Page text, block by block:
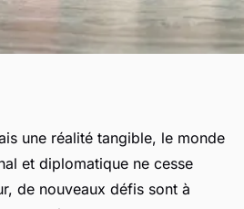
en avant
une réalité tangible, le monde
et diplomatique ne cesse
de nouveaux défis sont à